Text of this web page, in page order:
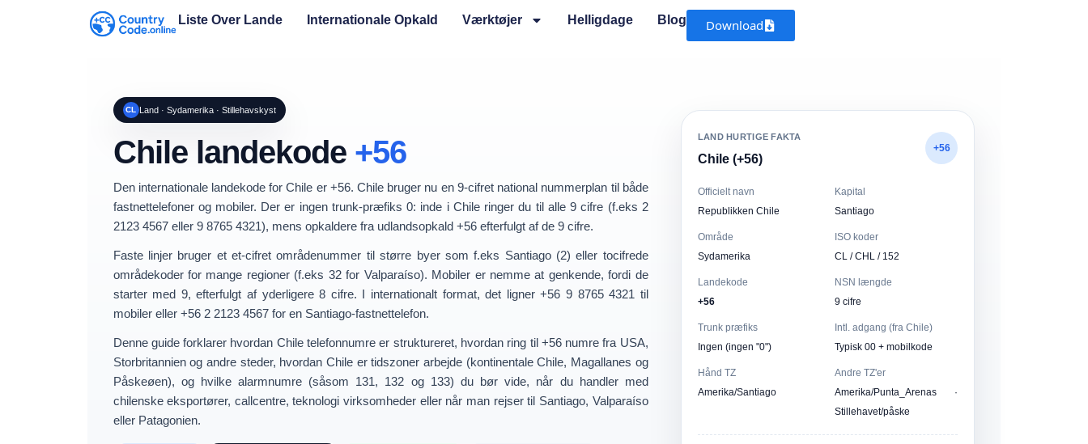
Liste Over Lande Internationale Opkald Værktøjer Helligdage Blog Download
CL Land · Sydamerika · Stillehavskyst
Chile landekode +56
Den internationale landekode forChile er +56. Chile bruger nu en 9-cifret national nummerplan til både
fastnettelefoner og mobiler. Der er ingen trunk-præfiks 0: inde i Chile ringer du til alle9 cifre (f.eks 2
2123 4567eller 9 8765 4321), mens opkaldere fra udlandsopkald +56efterfulgt af de 9 cifre.
Faste linjer bruger et et-cifretområdenummer til større byer som f.eks Santiago (2) eller tocifrede
områdekoder for mange regioner (f.eks 32for Valparaíso). Mobiler er nemme at genkende, fordi de
starter med 9, efterfulgt af yderligere 8 cifre. I internationalt format, det ligner+56 9 8765 4321 til
mobiler eller +56 2 2123 4567for en Santiago-fastnettelefon.
Denne guide forklarer hvordan Chile telefonnumre er struktureret, hvordan ring til +56 numre fra USA,
Storbritannien og andre steder, hvordan Chile ertidszoner arbejde (kontinentale Chile, Magallanes og
Påskeøen), og hvilke alarmnumre(såsom 131, 132 og 133) du bør vide, når du handler med
chilenske eksportører, callcentre, teknologi virksomheder eller når man rejser til Santiago, Valparaíso
eller Patagonien.
LAND HURTIGE FAKTA
Chile (+56)
+56
Officielt navn
Republikken Chile
Kapital
Santiago
Område
Sydamerika
ISO koder
CL / CHL / 152
Landekode
+56
NSN længde
9 cifre
Trunk præfiks
Ingen (ingen "0")
Intl. adgang (fra Chile)
Typisk 00 + mobilkode
Hånd TZ
Amerika/Santiago
Andre TZ'er
Amerika/Punta_Arenas ·
Stillehavet/påske